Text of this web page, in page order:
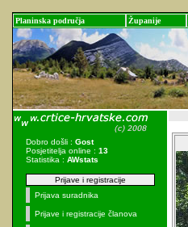
Planinska područja Županije
Dobro došli : Gost
Posjetitelja online : 13
Statistika : AWstats
Prijave i registracije
Prijava suradnika
Prijave i registracije članova